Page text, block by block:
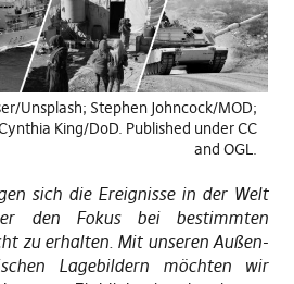
Unsplash; Stephen Johncock/MOD;
King/DoD. Published under CC
and OGL.
sich die Ereignisse in der Welt
den Fokus bei bestimmten
zu erhalten. Mit unseren Außen-
Lagebildern möchten wir